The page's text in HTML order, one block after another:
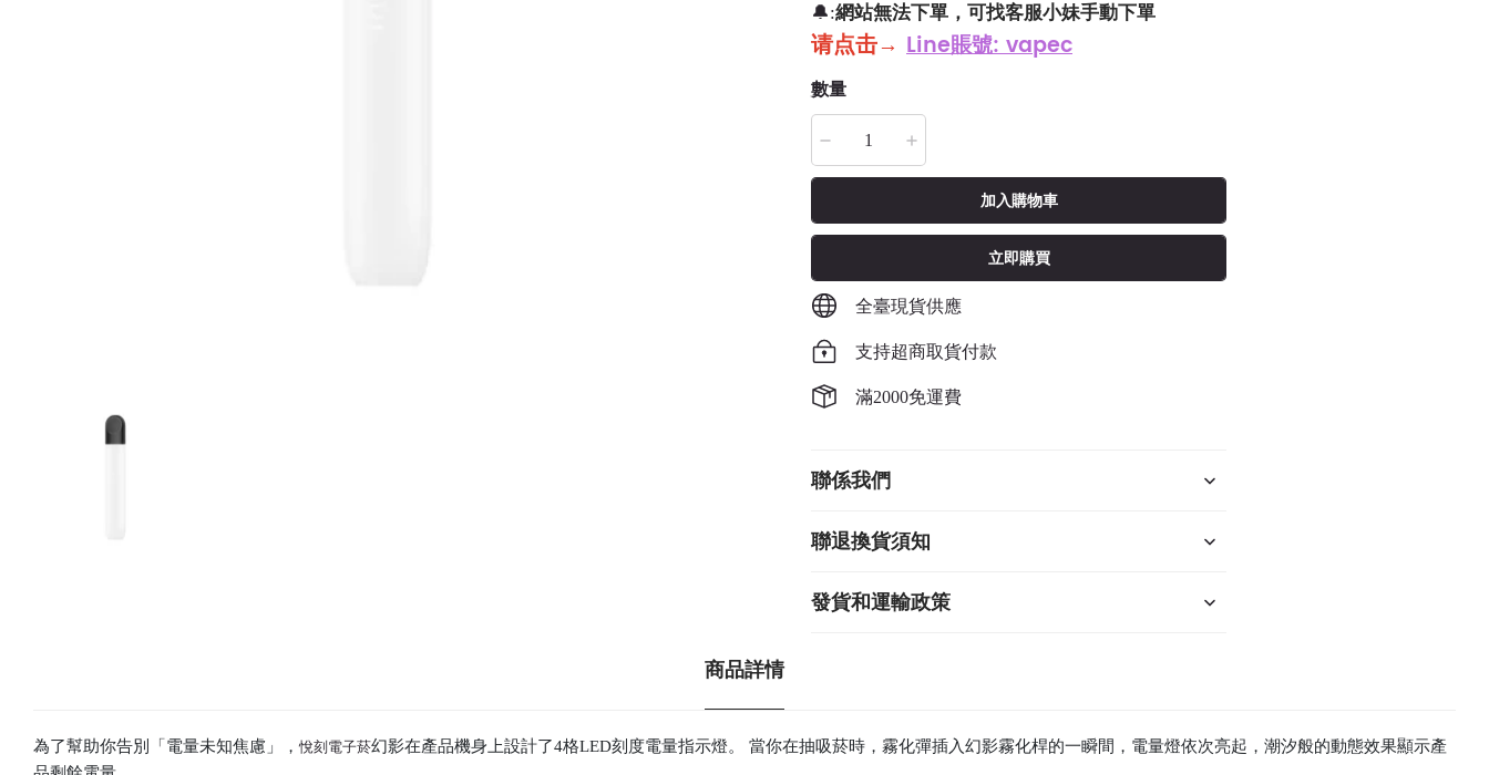
🔔:網站無法下單，可找客服小妹手動下單
请点击→ Line賬號: vapec
數量
加入購物車
立即購買
全臺現貨供應
支持超商取貨付款
滿2000免運費
聯係我們
聯退換貨須知
發貨和運輸政策
商品詳情
為了幫助你告別「電量未知焦慮」，悅刻電子菸幻影在產品機身上設計了4格LED刻度電量指示燈。 當你在抽吸菸時，霧化彈插入幻影霧化桿的一瞬間，電量燈依次亮起，潮汐般的動態效果顯示產